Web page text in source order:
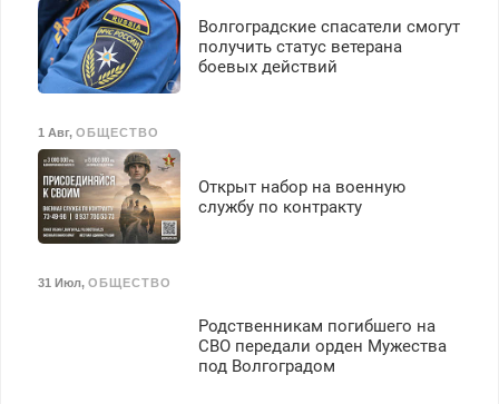
Волгоградские спасатели смогут
получить статус ветерана
боевых действий
1 Авг, ОБЩЕСТВО
Открыт набор на военную
службу по контракту
31 Июл, ОБЩЕСТВО
Родственникам погибшего на
СВО передали орден Мужества
под Волгоградом